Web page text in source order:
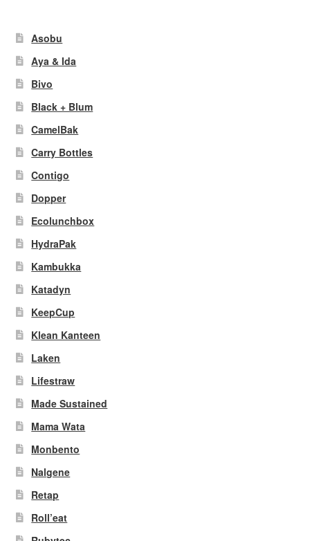
Asobu
Aya & Ida
Bivo
Black + Blum
CamelBak
Carry Bottles
Contigo
Dopper
Ecolunchbox
HydraPak
Kambukka
Katadyn
KeepCup
Klean Kanteen
Laken
Lifestraw
Made Sustained
Mama Wata
Monbento
Nalgene
Retap
Roll’eat